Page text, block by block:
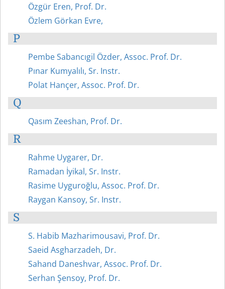
Özgür Eren, Prof. Dr.
Özlem Görkan Evre,
P
Pembe Sabancıgil Özder, Assoc. Prof. Dr.
Pınar Kumyalılı, Sr. Instr.
Polat Hançer, Assoc. Prof. Dr.
Q
Qasım Zeeshan, Prof. Dr.
R
Rahme Uygarer, Dr.
Ramadan İyikal, Sr. Instr.
Rasime Uyguroğlu, Assoc. Prof. Dr.
Raygan Kansoy, Sr. Instr.
S
S. Habib Mazharimousavi, Prof. Dr.
Saeid Asgharzadeh, Dr.
Sahand Daneshvar, Assoc. Prof. Dr.
Serhan Şensoy, Prof. Dr.